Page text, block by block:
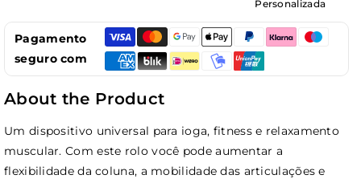
Massagem
Muscular,
Yoga
e
Fitness
30*15
cm
Massagem
Muscular,
Yoga
e
Fitness
30*15
cm
Personalizada
Pagamento
seguro com
About the Product
Um dispositivo universal para ioga, fitness e relaxamento
muscular. Com este rolo você pode aumentar a
flexibilidade da coluna, a mobilidade das articulações e